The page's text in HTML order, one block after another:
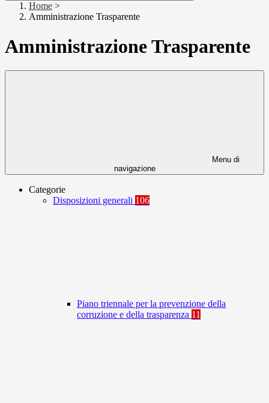
Home >
Amministrazione Trasparente
Amministrazione Trasparente
Menu di
navigazione
Categorie
Disposizioni generali 106
Piano triennale per la prevenzione della
corruzione e della trasparenza 11